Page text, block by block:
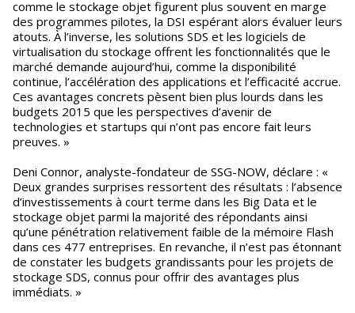
comme le stockage objet figurent plus souvent en marge
des programmes pilotes, la DSI espérant alors évaluer leurs
atouts. À l’inverse, les solutions SDS et les logiciels de
virtualisation du stockage offrent les fonctionnalités que le
marché demande aujourd’hui, comme la disponibilité
continue, l’accélération des applications et l’efficacité accrue.
Ces avantages concrets pèsent bien plus lourds dans les
budgets 2015 que les perspectives d’avenir de
technologies et startups qui n’ont pas encore fait leurs
preuves. »
Deni Connor, analyste-fondateur de SSG-NOW, déclare : «
Deux grandes surprises ressortent des résultats : l’absence
d’investissements à court terme dans les Big Data et le
stockage objet parmi la majorité des répondants ainsi
qu’une pénétration relativement faible de la mémoire Flash
dans ces 477 entreprises. En revanche, il n’est pas étonnant
de constater les budgets grandissants pour les projets de
stockage SDS, connus pour offrir des avantages plus
immédiats. »